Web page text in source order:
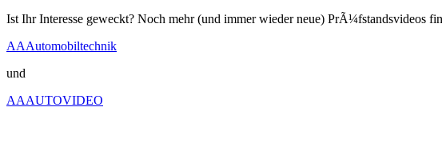
Ist Ihr Interesse geweckt? Noch mehr (und immer wieder neue) PrÃ¼fstandsvideos
AAAutomobiltechnik
und
AAAUTOVIDEO